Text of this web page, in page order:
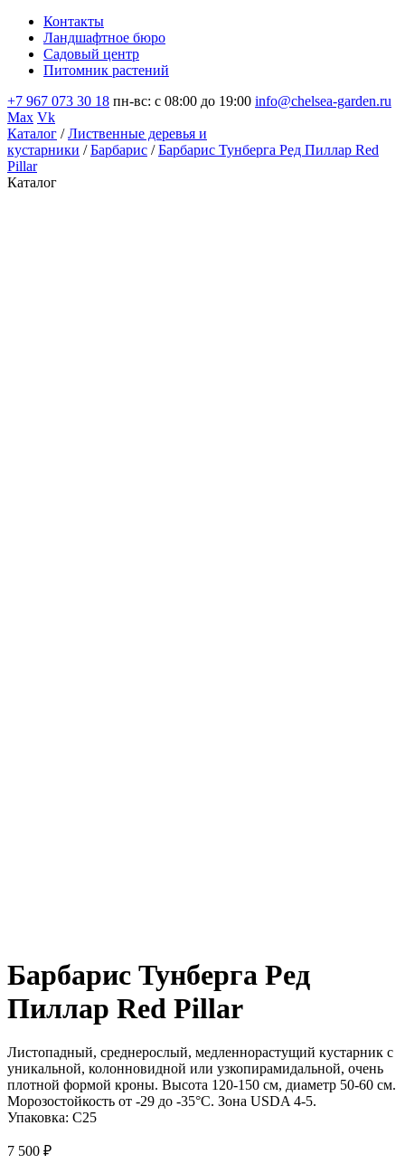
Контакты
Ландшафтное бюро
Садовый центр
Питомник растений
+7 967 073 30 18 пн-вс: с 08:00 до 19:00 info@chelsea-garden.ru
Max Vk
Каталог /Лиственные деревья и
кустарники /Барбарис /Барбарис Тунберга Ред Пиллар Red
Pillar
Каталог
Барбарис Тунберга Ред
Пиллар Red Pillar
Листопадный, среднерослый, медленнорастущий кустарник с
уникальной, колонновидной или узкопирамидальной, очень
плотной формой кроны. Высота 120-150 см, диаметр 50-60 см.
Морозостойкость от -29 до -35°C. Зона USDA 4-5.
Упаковка: С25
7 500 ₽